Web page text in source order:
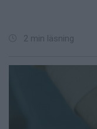
2 min läsning